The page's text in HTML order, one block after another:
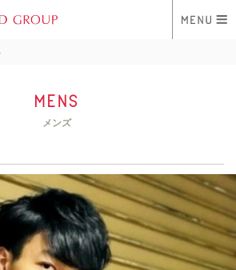
mens
メンズ